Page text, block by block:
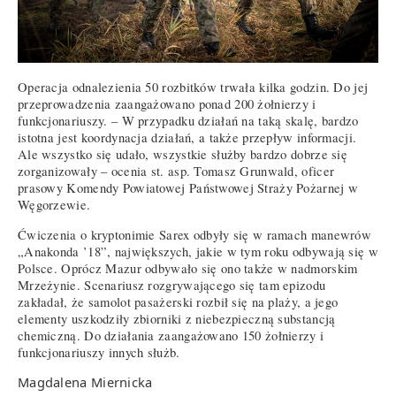
Operacja odnalezienia 50 rozbitków trwała kilka godzin. Do jej
przeprowadzenia zaangażowano ponad 200 żołnierzy i
funkcjonariuszy. – W przypadku działań na taką skalę, bardzo
istotna jest koordynacja działań, a także przepływ informacji.
Ale wszystko się udało, wszystkie służby bardzo dobrze się
zorganizowały – ocenia st. asp. Tomasz Grunwald, oficer
prasowy Komendy Powiatowej Państwowej Straży Pożarnej w
Węgorzewie.
Ćwiczenia o kryptonimie Sarex odbyły się w ramach manewrów
„Anakonda ’18”, największych, jakie w tym roku odbywają się w
Polsce. Oprócz Mazur odbywało się ono także w nadmorskim
Mrzeżynie. Scenariusz rozgrywającego się tam epizodu
zakładał, że samolot pasażerski rozbił się na plaży, a jego
elementy uszkodziły zbiorniki z niebezpieczną substancją
chemiczną. Do działania zaangażowano 150 żołnierzy i
funkcjonariuszy innych służb.
Magdalena Miernicka